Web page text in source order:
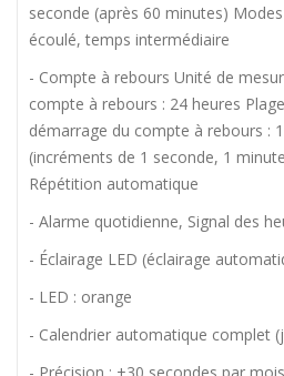
seconde (après 60 minutes)
écoulé, temps intermédiaire
- Compte à rebours Unité de
compte à rebours : 24 heures
démarrage du compte à rebours :
(incréments de 1 seconde, 1
Répétition automatique
- Alarme quotidienne, Signal des
- Éclairage LED (éclairage
- LED : orange
- Calendrier automatique complet
- Précision : ±30 secondes par mois